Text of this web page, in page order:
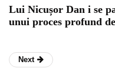
Lui Nicușor Dan i se
unui proces profund
Next